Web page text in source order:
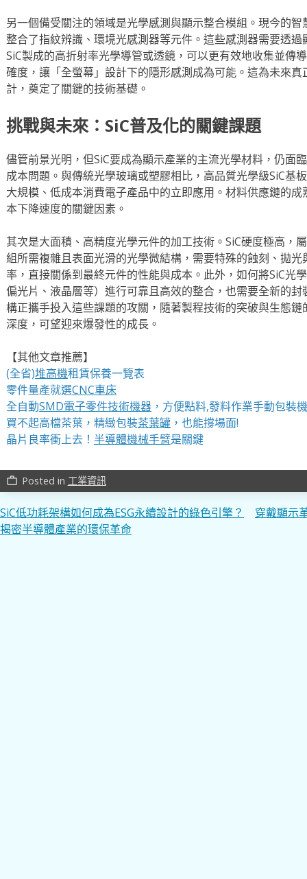
另一個備受關注的領域是光學感測與顯示整合模組。現今的
整合了指紋辨識、環境光感測器等元件。這些感測器需要透
SiC製成的高折射率光學導管或透鏡，可以更有效地收集並傳
確度，讓「全螢幕」設計下的隱形感測成為可能。這為未來
計，奠定了關鍵的技術基礎。
挑戰與未來：SiC普及化的關鍵課題
儘管前景光明，但SiC要成為顯示產業的主流光學材料，仍面
成本問題。與傳統光學玻璃或塑膠相比，高品質光學級SiC基
大規模、低成本消費電子產品中的立即應用。材料供應鏈的
本下降速度的關鍵因素。
其次是大面積、高精度光學元件的加工技術。SiC硬度極高，
組所需複雜且表面光滑的光學微結構，需要特殊的蝕刻、拋
率，直接關係到最終元件的性能與成本。此外，如何將SiC光
偏光片、液晶層等）進行可靠且高效的整合，也需要全新的
構正攜手投入這些課題的攻關，隨著製程技術的突破與生態
深度，可望迎來爆發性的成長。
【其他文章推薦】
(全省)堆高機租賃保養一覽表
零件量產就選CNC車床
全自動SMD電子零件技術機器，方便點料,發料作業手動包裝機
買不起高檔茶葉，精緻包裝茶葉罐，也能撐場面!
晶片良率衝上去！ 半導體機械手臂是關鍵
work_outline Posted in 工業資訊
文
章
SiC低功耗架構如何成為ESG永續設計的綠色引擎？
揭密半導體產業的環保革命
穿戴顯示